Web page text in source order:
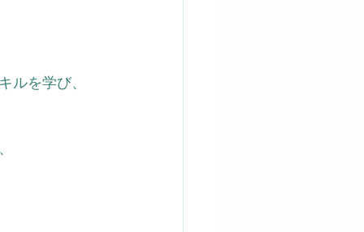
ルを学び、